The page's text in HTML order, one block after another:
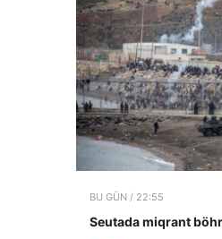
BU GÜN / 22:55
Seutada miqrant